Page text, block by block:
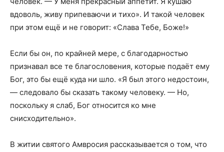
вдоволь, живу припеваючи и тихо». И такой человек
при этом ещё и не говорит: «Слава Тебе, Боже!»
Если бы он, по крайней мере, с благодарностью
признавал все те благословения, которые подаёт ему
Бог, это бы ещё куда ни шло. «Я был этого недостоин,
— следовало бы сказать такому человеку. — Но,
поскольку я слаб, Бог относится ко мне
снисходительно».
В житии святого Амвросия рассказывается о том, что